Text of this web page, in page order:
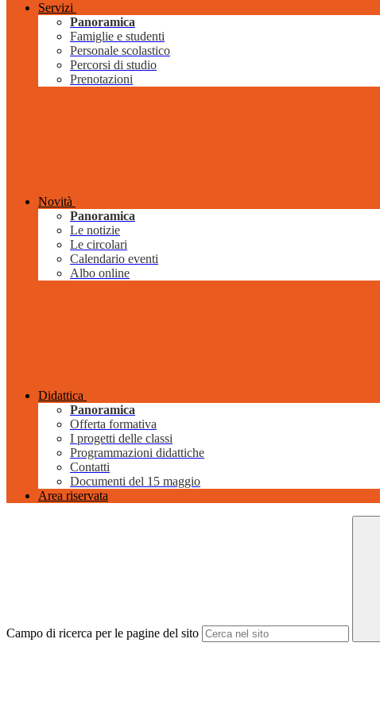
Servizi
Panoramica
Famiglie e studenti
Personale scolastico
Percorsi di studio
Prenotazioni
Novità
Panoramica
Le notizie
Le circolari
Calendario eventi
Albo online
Didattica
Panoramica
Offerta formativa
I progetti delle classi
Programmazioni didattiche
Contatti
Documenti del 15 maggio
Area riservata
Campo di ricerca per le pagine del sito